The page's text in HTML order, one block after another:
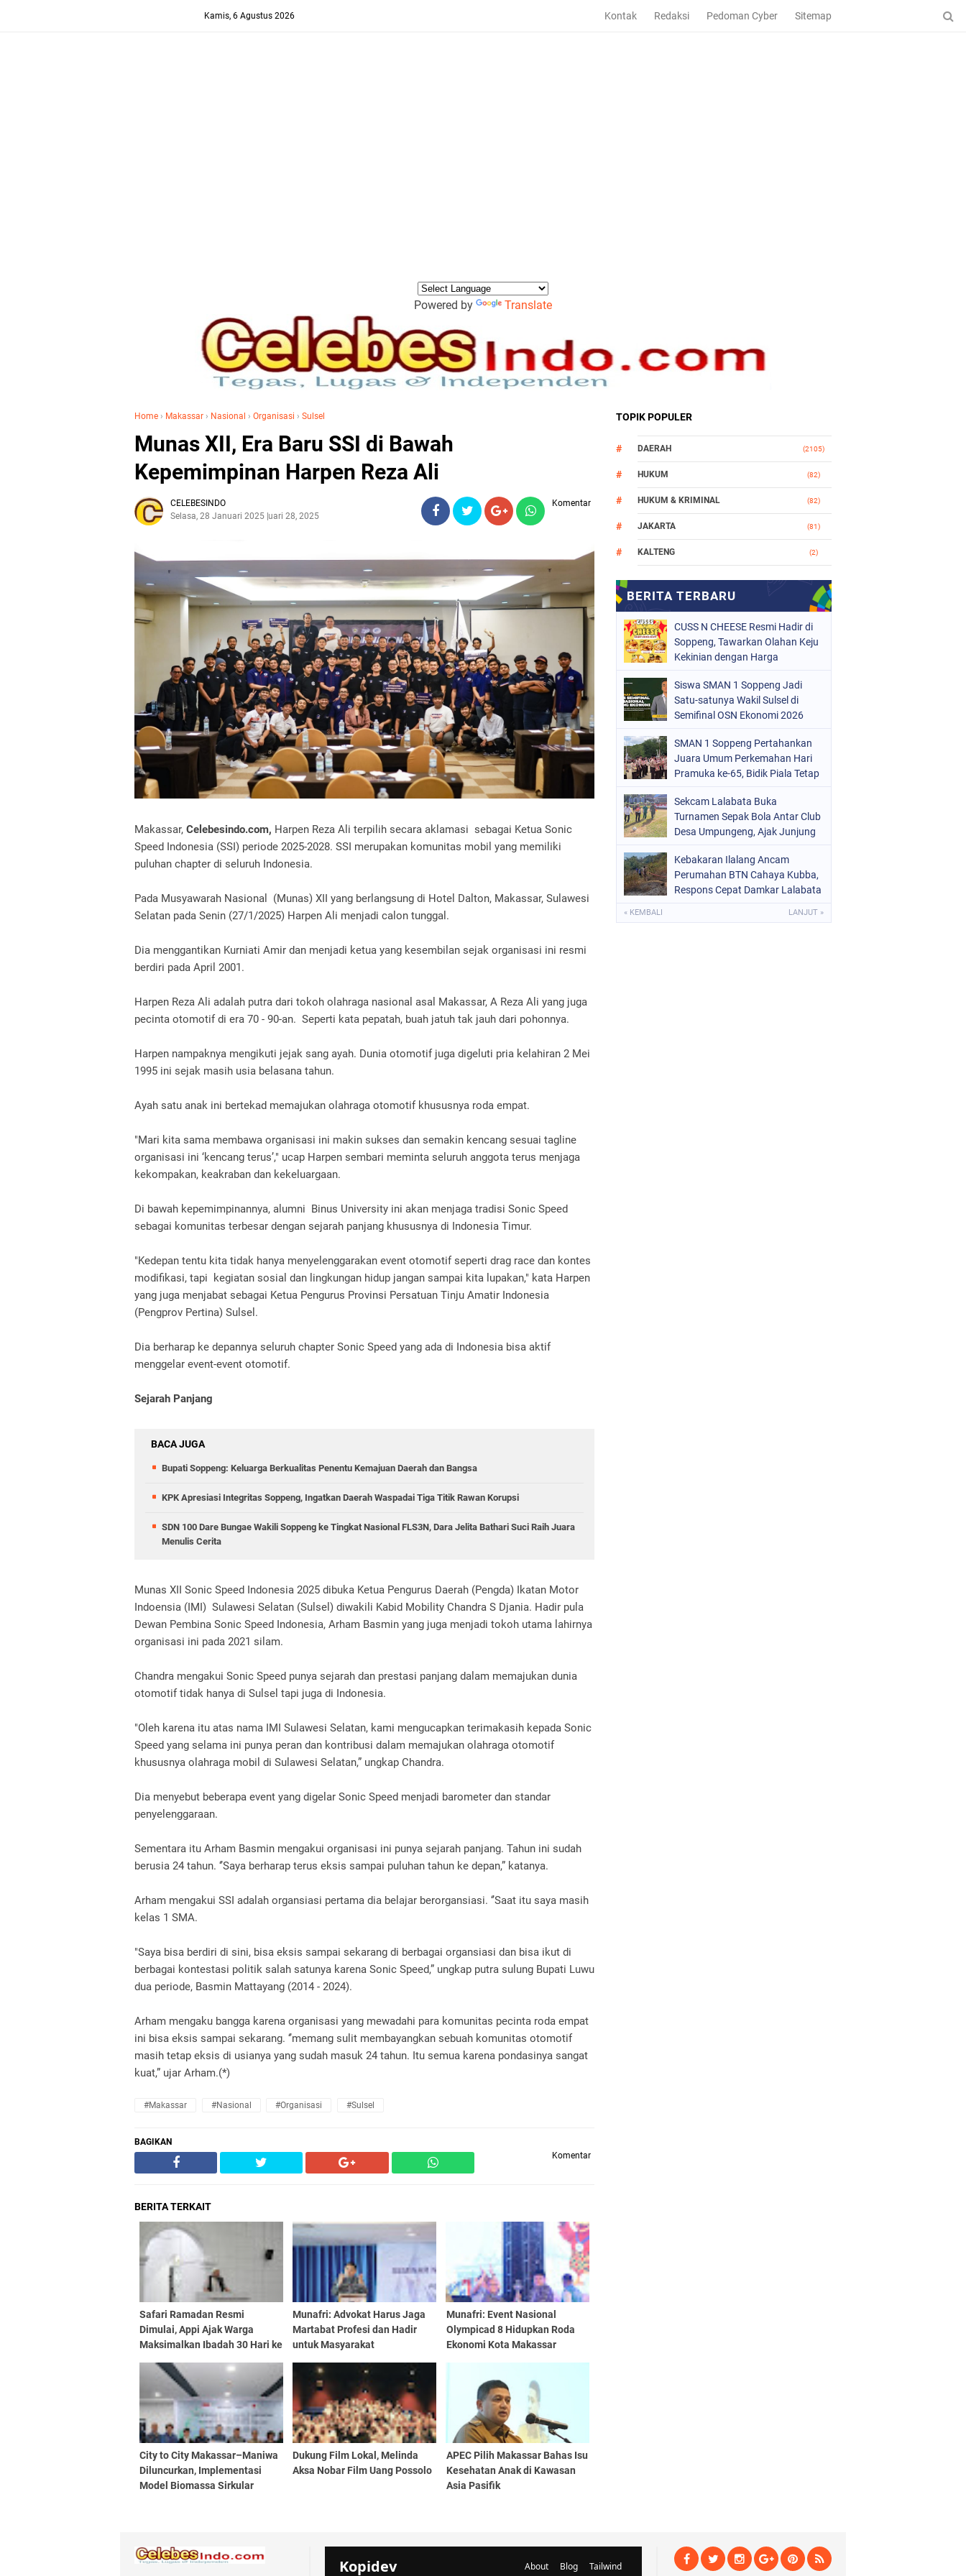
Kamis, 6 Agustus 2026 Kontak Redaksi Pedoman Cyber Sitemap
Powered by Translate
Home › Makassar › Nasional › Organisasi › Sulsel
Munas XII, Era Baru SSI di Bawah
Kepemimpinan Harpen Reza Ali
CELEBESINDO
Selasa, 28 Januari 2025Januari 28, 2025
Komentar
Makassar, Celebesindo.com, Harpen Reza Ali terpilih secara aklamasi sebagai Ketua Sonic
Speed Indonesia (SSI) periode 2025-2028. SSI merupakan komunitas mobil yang memiliki
puluhan chapter di seluruh Indonesia.
Pada Musyawarah Nasional (Munas) XII yang berlangsung di Hotel Dalton, Makassar, Sulawesi
Selatan pada Senin (27/1/2025) Harpen Ali menjadi calon tunggal.
Dia menggantikan Kurniati Amir dan menjadi ketua yang kesembilan sejak organisasi ini resmi
berdiri pada April 2001.
Harpen Reza Ali adalah putra dari tokoh olahraga nasional asal Makassar, A Reza Ali yang juga
pecinta otomotif di era 70 - 90-an. Seperti kata pepatah, buah jatuh tak jauh dari pohonnya.
Harpen nampaknya mengikuti jejak sang ayah. Dunia otomotif juga digeluti pria kelahiran 2 Mei
1995 ini sejak masih usia belasana tahun.
Ayah satu anak ini bertekad memajukan olahraga otomotif khususnya roda empat.
"Mari kita sama membawa organisasi ini makin sukses dan semakin kencang sesuai tagline
organisasi ini ‘kencang terus’," ucap Harpen sembari meminta seluruh anggota terus menjaga
kekompakan, keakraban dan kekeluargaan.
Di bawah kepemimpinannya, alumni Binus University ini akan menjaga tradisi Sonic Speed
sebagai komunitas terbesar dengan sejarah panjang khususnya di Indonesia Timur.
"Kedepan tentu kita tidak hanya menyelenggarakan event otomotif seperti drag race dan kontes
modifikasi, tapi kegiatan sosial dan lingkungan hidup jangan sampai kita lupakan," kata Harpen
yang juga menjabat sebagai Ketua Pengurus Provinsi Persatuan Tinju Amatir Indonesia
(Pengprov Pertina) Sulsel.
Dia berharap ke depannya seluruh chapter Sonic Speed yang ada di Indonesia bisa aktif
menggelar event-event otomotif.
Sejarah Panjang
BACA JUGA
Bupati Soppeng: Keluarga Berkualitas Penentu Kemajuan Daerah dan Bangsa
KPK Apresiasi Integritas Soppeng, Ingatkan Daerah Waspadai Tiga Titik Rawan Korupsi
SDN 100 Dare Bungae Wakili Soppeng ke Tingkat Nasional FLS3N, Dara Jelita Bathari Suci Raih Juara
Menulis Cerita
Munas XII Sonic Speed Indonesia 2025 dibuka Ketua Pengurus Daerah (Pengda) Ikatan Motor
Indoensia (IMI) Sulawesi Selatan (Sulsel) diwakili Kabid Mobility Chandra S Djania. Hadir pula
Dewan Pembina Sonic Speed Indonesia, Arham Basmin yang juga menjadi tokoh utama lahirnya
organisasi ini pada 2021 silam.
Chandra mengakui Sonic Speed punya sejarah dan prestasi panjang dalam memajukan dunia
otomotif tidak hanya di Sulsel tapi juga di Indonesia.
"Oleh karena itu atas nama IMI Sulawesi Selatan, kami mengucapkan terimakasih kepada Sonic
Speed yang selama ini punya peran dan kontribusi dalam memajukan olahraga otomotif
khususnya olahraga mobil di Sulawesi Selatan,” ungkap Chandra.
Dia menyebut beberapa event yang digelar Sonic Speed menjadi barometer dan standar
penyelenggaraan.
Sementara itu Arham Basmin mengakui organisasi ini punya sejarah panjang. Tahun ini sudah
berusia 24 tahun. ‘’Saya berharap terus eksis sampai puluhan tahun ke depan,” katanya.
Arham mengakui SSI adalah organsiasi pertama dia belajar berorgansiasi. ‘’Saat itu saya masih
kelas 1 SMA.
"Saya bisa berdiri di sini, bisa eksis sampai sekarang di berbagai organsiasi dan bisa ikut di
berbagai kontestasi politik salah satunya karena Sonic Speed,” ungkap putra sulung Bupati Luwu
dua periode, Basmin Mattayang (2014 - 2024).
Arham mengaku bangga karena organisasi yang mewadahi para komunitas pecinta roda empat
ini bisa eksis sampai sekarang. ‘’memang sulit membayangkan sebuah komunitas otomotif
masih tetap eksis di usianya yang sudah masuk 24 tahun. Itu semua karena pondasinya sangat
kuat,” ujar Arham.(*)
#Makassar #Nasional #Organisasi #Sulsel
BAGIKAN
Komentar
BERITA TERKAIT
Safari Ramadan Resmi
Dimulai, Appi Ajak Warga
Maksimalkan Ibadah 30 Hari ke
Munafri: Advokat Harus Jaga
Martabat Profesi dan Hadir
untuk Masyarakat
Munafri: Event Nasional
Olympicad 8 Hidupkan Roda
Ekonomi Kota Makassar
City to City Makassar–Maniwa
Diluncurkan, Implementasi
Model Biomassa Sirkular
Dukung Film Lokal, Melinda
Aksa Nobar Film Uang Possolo
APEC Pilih Makassar Bahas Isu
Kesehatan Anak di Kawasan
Asia Pasifik
TOPIK POPULER
DAERAH (2105)
HUKUM (82)
HUKUM & KRIMINAL (82)
JAKARTA (81)
KALTENG (2)
MAKASSAR
(1021)
ORGANISASI (184)
PERISTIWA
POLITIK
POLRI
SULSEL (846)
CUSS N CHEESE Resmi Hadir di
Soppeng, Tawarkan Olahan Keju
Kekinian dengan Harga
Siswa SMAN 1 Soppeng Jadi
Satu-satunya Wakil Sulsel di
Semifinal OSN Ekonomi 2026
SMAN 1 Soppeng Pertahankan
Juara Umum Perkemahan Hari
Pramuka ke-65, Bidik Piala Tetap
Sekcam Lalabata Buka
Turnamen Sepak Bola Antar Club
Desa Umpungeng, Ajak Junjung
Kebakaran Ilalang Ancam
Perumahan BTN Cahaya Kubba,
Respons Cepat Damkar Lalabata
« KEMBALI LANJUT »